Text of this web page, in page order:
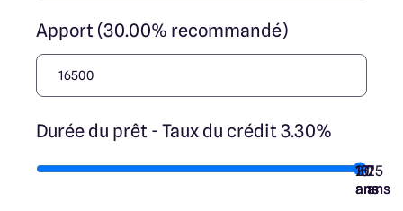
Apport (30.00% recommandé)
Durée du prêt - Taux du crédit 3.30%
7
ans
10
ans
15
ans
20
ans
25
ans